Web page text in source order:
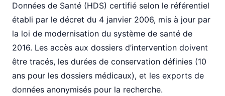
Données de Santé (HDS) certifié selon le référentiel
établi par le décret du 4 janvier 2006, mis à jour par
la loi de modernisation du système de santé de
2016. Les accès aux dossiers d’intervention doivent
être tracés, les durées de conservation définies (10
ans pour les dossiers médicaux), et les exports de
données anonymisés pour la recherche.